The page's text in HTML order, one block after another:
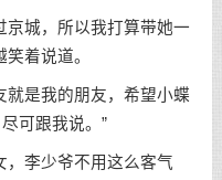
京城，所以我打算带她一
着说道。
就是我的朋友，希望小蝶
可跟我说。”
李少爷不用这么客气